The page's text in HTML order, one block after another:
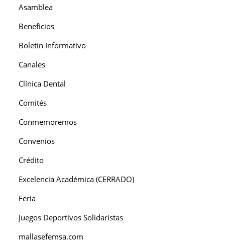
Asamblea
Beneficios
Boletín Informativo
Canales
Clínica Dental
Comités
Conmemoremos
Convenios
Crédito
Excelencia Académica (CERRADO)
Feria
Juegos Deportivos Solidaristas
mallasefemsa.com